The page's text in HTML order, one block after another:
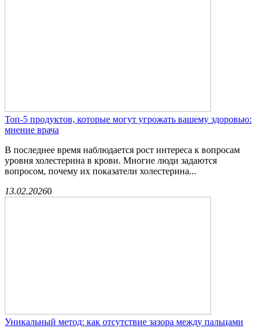
Топ-5 продуктов, которые могут угрожать вашему здоровью:
мнение врача
В последнее время наблюдается рост интереса к вопросам
уровня холестерина в крови. Многие люди задаются
вопросом, почему их показатели холестерина...
13.02.20260
Уникальный метод: как отсутствие зазора между пальцами